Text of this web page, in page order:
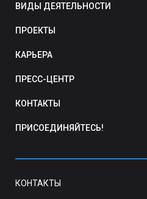
ВИДЫ ДЕЯТЕЛЬНОСТИ
ПРОЕКТЫ
КАРЬЕРА
ПРЕСС-ЦЕНТР
КОНТАКТЫ
ПРИСОЕДИНЯЙТЕСЬ!
КОНТАКТЫ